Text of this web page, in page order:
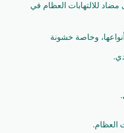
للالتهابات العظام في
وخاصة خشونة
العظام.